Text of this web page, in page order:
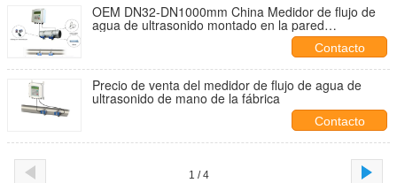
OEM DN32-DN1000mm China Medidor de flujo de
agua de ultrasonido montado en la pared
Precio,Medidor de flujo de ultrasonido
Contacto
Precio de venta del medidor de flujo de agua de
ultrasonido de mano de la fábrica
Contacto
1 / 4